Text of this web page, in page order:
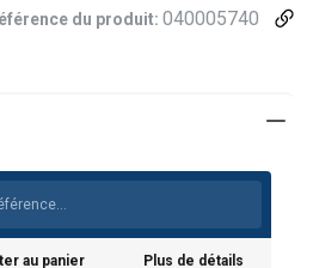
du produit: 040005740
au panier Plus de détails